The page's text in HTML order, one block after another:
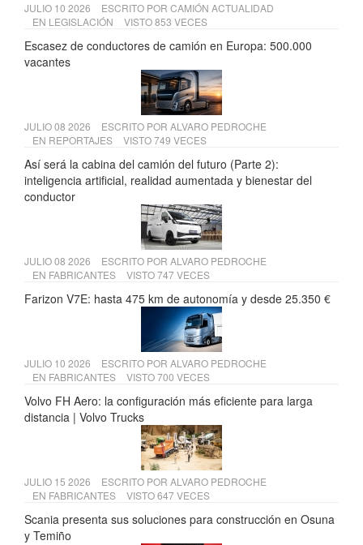
JULIO 10 2026 ESCRITO POR CAMIÓN ACTUALIDAD
EN LEGISLACIÓN VISTO 853 VECES
Escasez de conductores de camión en Europa: 500.000
vacantes
JULIO 08 2026 ESCRITO POR ALVARO PEDROCHE
EN REPORTAJES VISTO 749 VECES
Así será la cabina del camión del futuro (Parte 2):
inteligencia artificial, realidad aumentada y bienestar del
conductor
JULIO 08 2026 ESCRITO POR ALVARO PEDROCHE
EN FABRICANTES VISTO 747 VECES
Farizon V7E: hasta 475 km de autonomía y desde 25.350 €
JULIO 10 2026 ESCRITO POR ALVARO PEDROCHE
EN FABRICANTES VISTO 700 VECES
Volvo FH Aero: la configuración más eficiente para larga
distancia | Volvo Trucks
JULIO 15 2026 ESCRITO POR ALVARO PEDROCHE
EN FABRICANTES VISTO 647 VECES
Scania presenta sus soluciones para construcción en Osuna
y Temiño